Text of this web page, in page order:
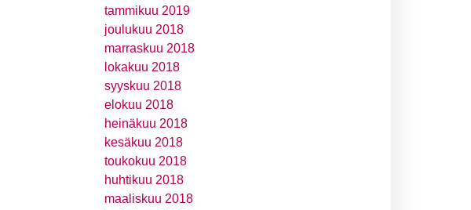
tammikuu 2019
joulukuu 2018
marraskuu 2018
lokakuu 2018
syyskuu 2018
elokuu 2018
heinäkuu 2018
kesäkuu 2018
toukokuu 2018
huhtikuu 2018
maaliskuu 2018